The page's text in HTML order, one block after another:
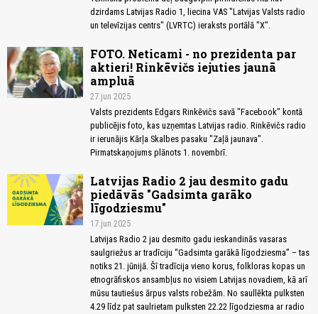
dzirdams Latvijas Radio 1, liecina VAS "Latvijas Valsts radio
un televīzijas centrs" (LVRTC) ieraksts portālā "X".
FOTO. Neticami - no prezidenta par
aktieri! Rinkēvičs iejuties jaunā
ampluā
27.jun 2025
Valsts prezidents Edgars Rinkēvičs savā "Facebook" kontā
publicējis foto, kas uzņemtas Latvijas radio. Rinkēvičs radio
ir ierunājis Kārļa Skalbes pasaku "Zaļā jaunava".
Pirmatskaņojums plānots 1. novembrī.
Latvijas Radio 2 jau desmito gadu
piedāvās "Gadsimta garāko
līgodziesmu"
17.jun 2025
Latvijas Radio 2 jau desmito gadu ieskandinās vasaras
saulgriežus ar tradīciju “Gadsimta garākā līgodziesma” – tas
notiks 21. jūnijā. Šī tradīcija vieno korus, folkloras kopas un
etnogrāfiskos ansambļus no visiem Latvijas novadiem, kā arī
mūsu tautiešus ārpus valsts robežām. No saullēkta pulksten
4.29 līdz pat saulrietam pulksten 22.22 līgodziesma ar radio